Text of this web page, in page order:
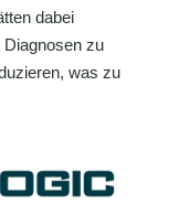
dabei
zu
was zu